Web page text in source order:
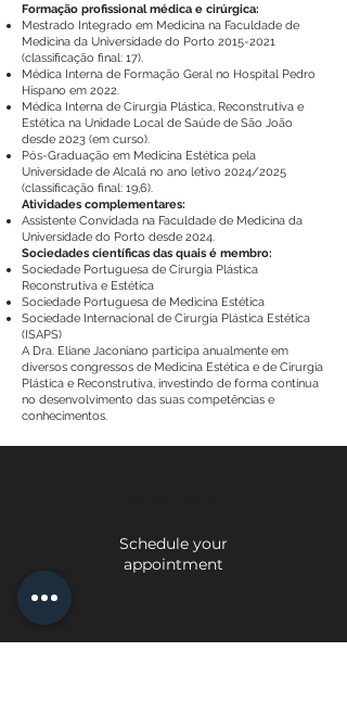
Formação profissional médica e cirúrgica:
Mestrado Integrado em Medicina na Faculdade de
Medicina da Universidade do Porto 2015-2021
(classificação final: 17).
Médica Interna de Formação Geral no Hospital Pedro
Hispano em 2022.
Médica Interna de Cirurgia Plástica, Reconstrutiva e
Estética na Unidade Local de Saúde de São João
desde 2023 (em curso).
Pós-Graduação em Medicina Estética pela
Universidade de Alcalá no ano letivo 2024/2025
(classificação final: 19,6).
Atividades complementares:
Assistente Convidada na Faculdade de Medicina da
Universidade do Porto desde 2024.
Sociedades científicas das quais é membro:
Sociedade Portuguesa de Cirurgia Plástica
Reconstrutiva e Estética
Sociedade Portuguesa de Medicina Estética
Sociedade Internacional de Cirurgia Plástica Estética
(ISAPS)
A Dra. Eliane Jaconiano participa anualmente em
diversos congressos de Medicina Estética e de Cirurgia
Plástica e Reconstrutiva, investindo de forma contínua
no desenvolvimento das suas competências e
conhecimentos.
Schedule your
appointment